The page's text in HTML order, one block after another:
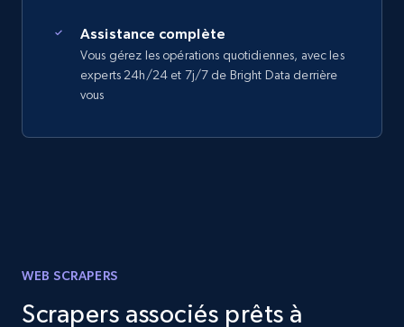
Assistance complète
Vous gérez les opérations quotidiennes, avec les
experts 24h/24 et 7j/7 de Bright Data derrière
vous
WEB SCRAPERS
Scrapers associés prêts à